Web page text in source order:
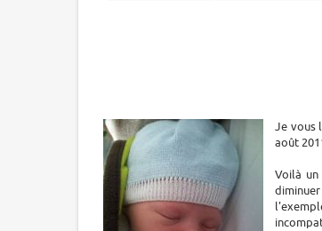
Je vous
août
Voilà un